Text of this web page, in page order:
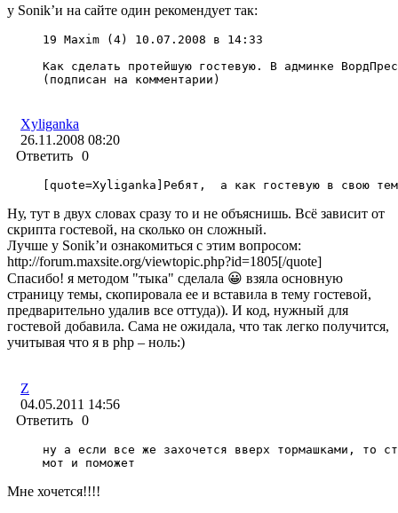
у Sonik’и на сайте один рекомендует так:
19 Maxim (4) 10.07.2008 в 14:33
Как сделать протейшую гостевую. В админке
(подписан на комментарии)
Xyliganka
26.11.2008 08:20
Ответить 0
[quote=Xyliganka]Ребят,  а как гостевую в свою
Ну, тут в двух словах сразу то и не объяснишь. Всё зависит от
скрипта гостевой, на сколько он сложный.
Лучше у Sonik’и ознакомиться с этим вопросом:
http://forum.maxsite.org/viewtopic.php?id=1805[/quote]
Спасибо! я методом "тыка" сделала 😀 взяла основную
страницу темы, скопировала ее и вставила в тему гостевой,
предварительно удалив все оттуда)). И код, нужный для
гостевой добавила. Сама не ожидала, что так легко получится,
учитывая что я в php – ноль:)
Z
04.05.2011 14:56
Ответить 0
ну а если все же захочется вверх тормашками, то
мот и поможет
Мне хочется!!!!